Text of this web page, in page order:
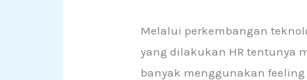
Melalui perkembangan
yang dilakukan HR tentunya
banyak menggunakan